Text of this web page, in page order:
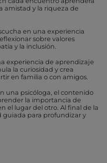
amistad y la riqueza de
en una experiencia
sobre valores
y la inclusión.
experiencia de aprendizaje
la curiosidad y crea
en familia o con amigos.
una psicóloga, el contenido
la importancia de
el lugar del otro. Al final de la
guiada para profundizar y